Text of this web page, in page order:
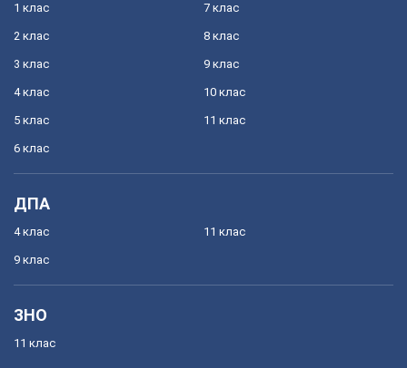
1 клас
2 клас
3 клас
4 клас
5 клас
6 клас
7 клас
8 клас
9 клас
10 клас
11 клас
ДПА
4 клас
9 клас
11 клас
ЗНО
11 клас